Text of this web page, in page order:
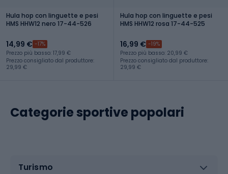
Hula hop con linguette e pesi
HMS HHW12 nero 17-44-526
14,99 € -17%
Prezzo più basso: 17,99 €
Prezzo consigliato dal produttore:
29,99 €
Hula hop con linguette e pesi
HMS HHW12 rosa 17-44-525
16,99 € -19%
Prezzo più basso: 20,99 €
Prezzo consigliato dal produttore:
29,99 €
Categorie sportive popolari
Turismo